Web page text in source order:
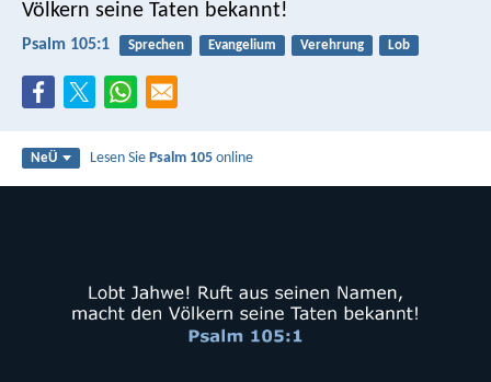
Völkern seine Taten bekannt!
Psalm 105:1 Sprechen Evangelium Verehrung Lob
NeÜ Lesen SiePsalm 105 online